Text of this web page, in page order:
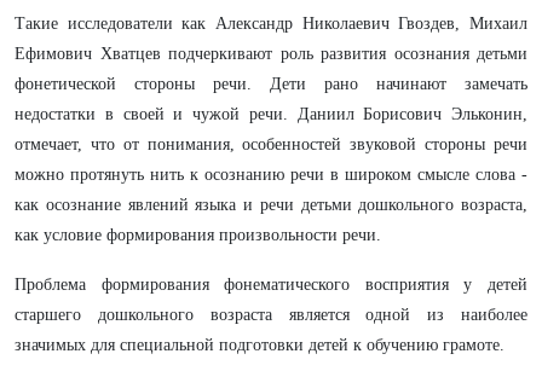
Такие исследователи как Александр Николаевич Гвоздев, Михаил
Ефимович Хватцев подчеркивают роль развития осознания детьми
фонетической стороны речи. Дети рано начинают замечать
недостатки в своей и чужой речи. Даниил Борисович Эльконин,
отмечает, что от понимания, особенностей звуковой стороны речи
можно протянуть нить к осознанию речи в широком смысле слова -
как осознание явлений языка и речи детьми дошкольного возраста,
как условие формирования произвольности речи.
Проблема формирования фонематического восприятия у детей
старшего дошкольного возраста является одной из наиболее
значимых для специальной подготовки детей к обучению грамоте.